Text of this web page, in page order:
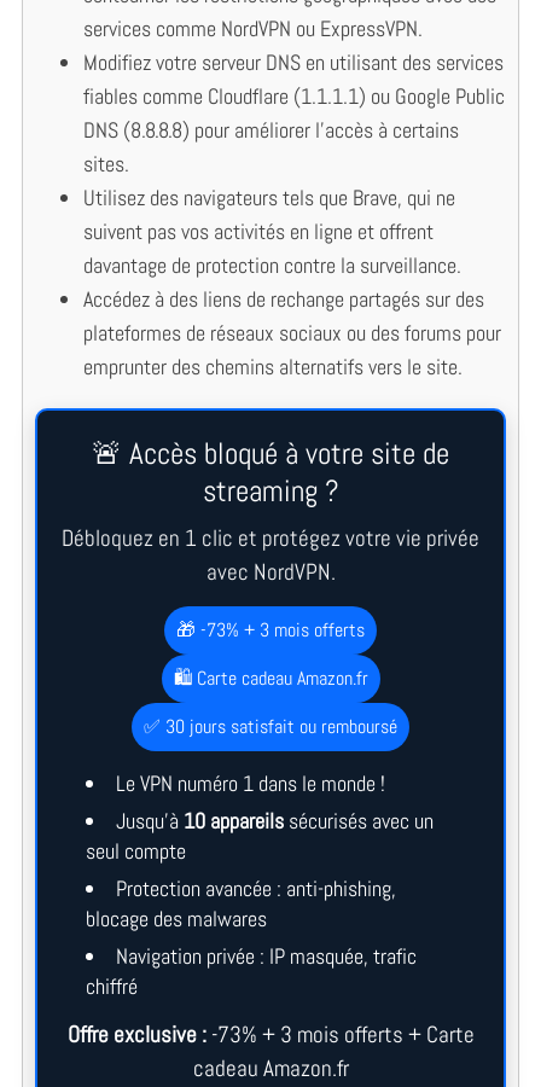
services comme NordVPN ou ExpressVPN.
Modifiez votre serveur DNS en utilisant des services
fiables comme Cloudflare (1.1.1.1) ou Google Public
DNS (8.8.8.8) pour améliorer l’accès à certains
sites.
Utilisez des navigateurs tels que Brave, qui ne
suivent pas vos activités en ligne et offrent
davantage de protection contre la surveillance.
Accédez à des liens de rechange partagés sur des
plateformes de réseaux sociaux ou des forums pour
emprunter des chemins alternatifs vers le site.
🚨 Accès bloqué à votre site de
streaming ?
Débloquez en 1 clic et protégez votre vie privée
avec NordVPN.
🎁 -73% + 3 mois offerts
🛍️ Carte cadeau Amazon.fr
✅ 30 jours satisfait ou remboursé
Le VPN numéro 1 dans le monde !
Jusqu’à 10 appareilssécurisés avec un
seul compte
Protection avancée : anti-phishing,
blocage des malwares
Navigation privée : IP masquée, trafic
chiffré
Offre exclusive :-73% + 3 mois offerts + Carte
cadeau Amazon.fr